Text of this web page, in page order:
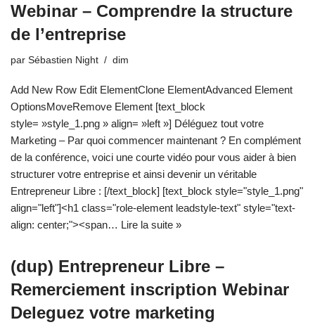
Webinar – Comprendre la structure
de l’entreprise
par Sébastien Night dim
Add New Row Edit ElementClone ElementAdvanced Element
OptionsMoveRemove Element [text_block
style= »style_1.png » align= »left »] Déléguez tout votre
Marketing – Par quoi commencer maintenant ? En complément
de la conférence, voici une courte vidéo pour vous aider à bien
structurer votre entreprise et ainsi devenir un véritable
Entrepreneur Libre : [/text_block] [text_block style="style_1.png"
align="left"]<h1 class="role-element leadstyle-text" style="text-
align: center;"><span… Lire la suite »
(dup) Entrepreneur Libre –
Remerciement inscription Webinar
Deleguez votre marketing